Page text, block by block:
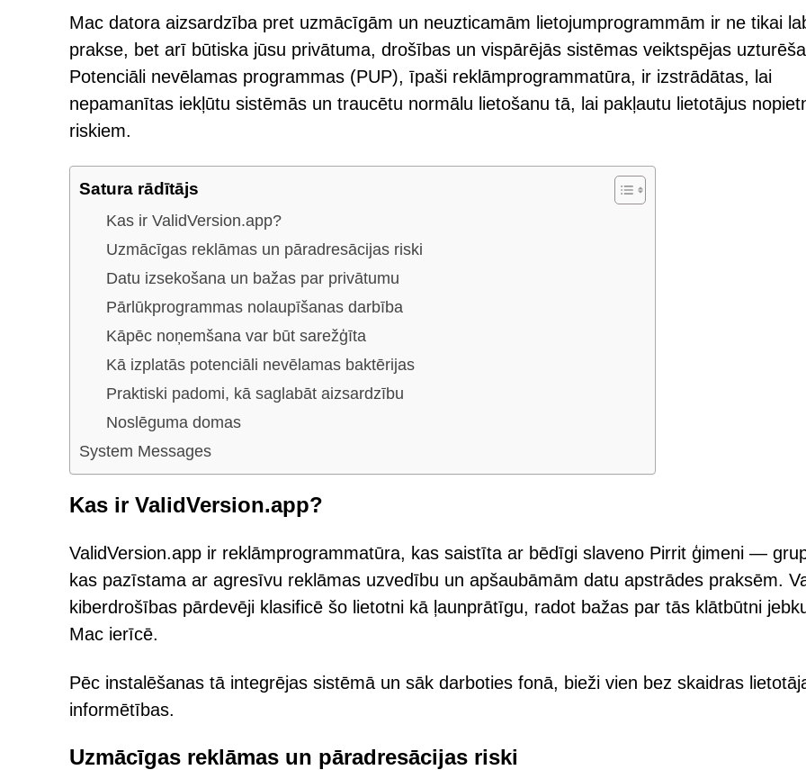
Mac datora aizsardzība pret uzmācīgām un neuzticamām lietojumprogrammām ir ne tikai
prakse, bet arī būtiska jūsu privātuma, drošības un vispārējās sistēmas veiktspējas
Potenciāli nevēlamas programmas (PUP), īpaši reklāmprogrammatūra, ir izstrādātas, lai
nepamanītas iekļūtu sistēmās un traucētu normālu lietošanu tā, lai pakļautu lietotājus
riskiem.
Satura rādītājs
Kas ir ValidVersion.app?
Uzmācīgas reklāmas un pāradresācijas riski
Datu izsekošana un bažas par privātumu
Pārlūkprogrammas nolaupīšanas darbība
Kāpēc noņemšana var būt sarežģīta
Kā izplatās potenciāli nevēlamas baktērijas
Praktiski padomi, kā saglabāt aizsardzību
Noslēguma domas
System Messages
Kas ir ValidVersion.app?
ValidVersion.app ir reklāmprogrammatūra, kas saistīta ar bēdīgi slaveno Pirrit ģimeni —
kas pazīstama ar agresīvu reklāmas uzvedību un apšaubāmām datu apstrādes praksēm.
kiberdrošības pārdevēji klasificē šo lietotni kā ļaunprātīgu, radot bažas par tās klātbūtni
Mac ierīcē.
Pēc instalēšanas tā integrējas sistēmā un sāk darboties fonā, bieži vien bez skaidras
informētības.
Uzmācīgas reklāmas un pāradresācijas riski